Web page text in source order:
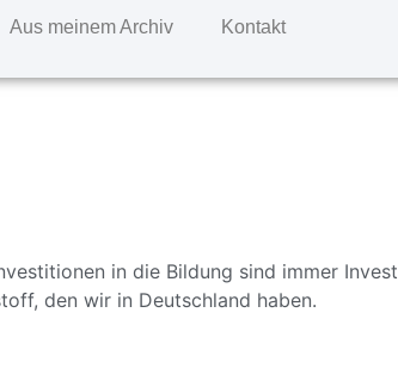
Aus meinem Archiv Kontakt
in die Bildung sind immer
den wir in Deutschland haben.